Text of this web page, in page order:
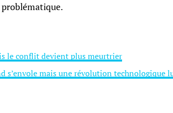
problématique.
le conflit devient plus meurtrier
s’envole mais une révolution technologique